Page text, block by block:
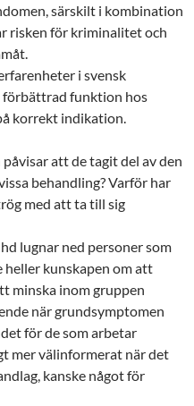
särskilt i kombination
risken för kriminalitet och
i svensk
funktion hos
korrekt indikation.
att de tagit del av den
behandling? Varför har
med att ta till sig
lugnar ned personer som
heller kunskapen om att
minska inom gruppen
när grundsymptomen
för de som arbetar
mer välinformerat när det
kanske något för